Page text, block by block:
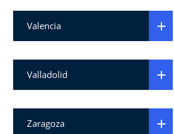
Valencia
Valladolid
Zaragoza